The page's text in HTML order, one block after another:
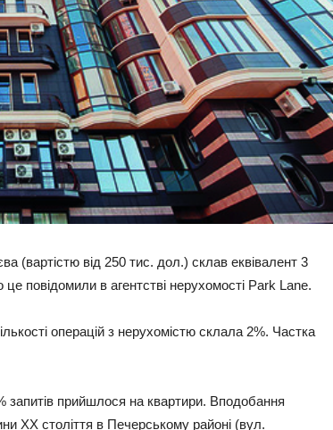
(вартістю від 250 тис. дол.) склав еквівалент 3
повідомили в агентстві нерухомості Park Lane.
операцій з нерухомістю склала 2%. Частка
запитів прийшлося на квартири. Вподобання
ХХ століття в Печерському районі (вул.